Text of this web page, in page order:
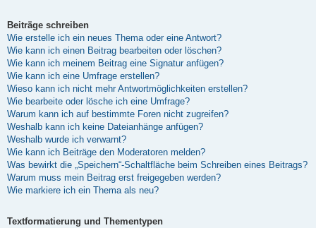
Beiträge schreiben
Wie erstelle ich ein neues Thema oder eine Antwort?
Wie kann ich einen Beitrag bearbeiten oder löschen?
Wie kann ich meinem Beitrag eine Signatur anfügen?
Wie kann ich eine Umfrage erstellen?
Wieso kann ich nicht mehr Antwortmöglichkeiten erstellen?
Wie bearbeite oder lösche ich eine Umfrage?
Warum kann ich auf bestimmte Foren nicht zugreifen?
Weshalb kann ich keine Dateianhänge anfügen?
Weshalb wurde ich verwarnt?
Wie kann ich Beiträge den Moderatoren melden?
Was bewirkt die „Speichern“-Schaltfläche beim Schreiben eines Beitrags?
Warum muss mein Beitrag erst freigegeben werden?
Wie markiere ich ein Thema als neu?
Textformatierung und Thementypen